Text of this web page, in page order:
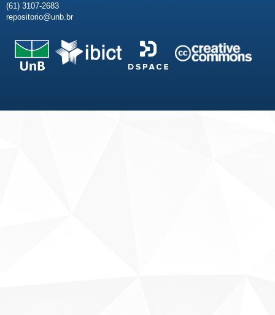
(61) 3107-2683
repositorio@unb.br